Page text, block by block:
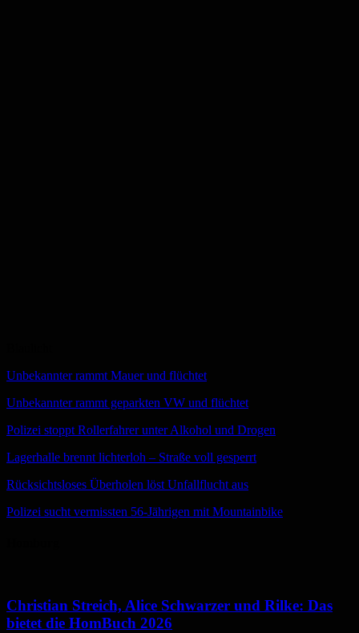
Unbekannter rammt Mauer und flüchtet
Unbekannter rammt geparkten VW und flüchtet
Polizei stoppt Rollerfahrer unter Alkohol und Drogen
Lagerhalle brennt lichterloh – Straße voll gesperrt
Rücksichtsloses Überholen löst Unfallflucht aus
Polizei sucht vermissten 56-Jährigen mit Mountainbike
Christian Streich, Alice Schwarzer und Rilke: Das
bietet die HomBuch 2026